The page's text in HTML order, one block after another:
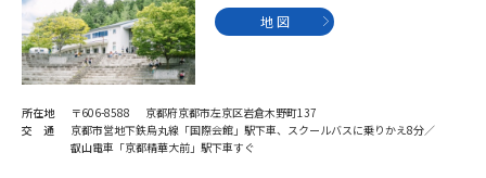
新生活お役立ちガイド 地 図
所在地
〒606-8588 京都府京都市左京区岩倉木野町137
交 通
京都市営地下鉄烏丸線「国際会館」駅下車、スクールバスに乗りかえ8分／
叡山電車「京都精華大前」駅下車すぐ